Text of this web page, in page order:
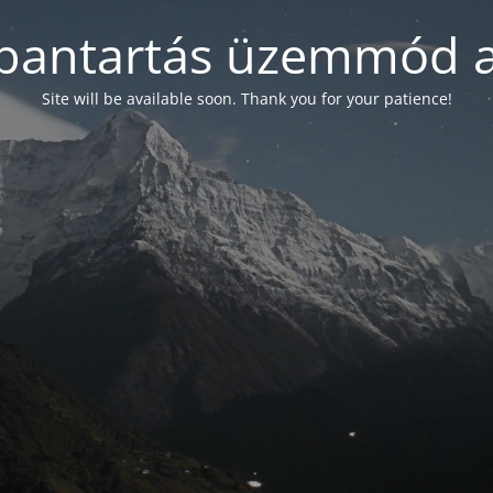
üzemmód
Site will be available soon. Thank you for your patience!